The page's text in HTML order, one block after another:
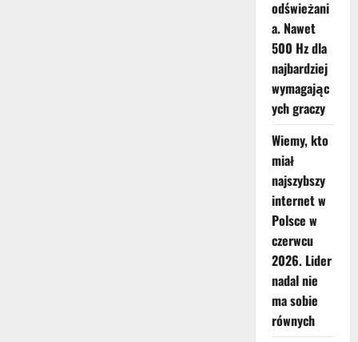
odświeżani
a. Nawet
500 Hz dla
najbardziej
wymagając
ych graczy
Wiemy, kto
miał
najszybszy
internet w
Polsce w
czerwcu
2026. Lider
nadal nie
ma sobie
równych